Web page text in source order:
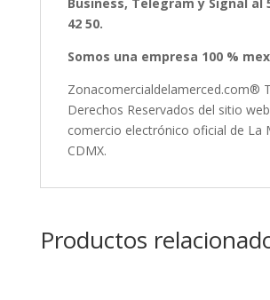
42 50.
Somos una empresa 100 %
Zonacomercialdelamerced.com®
Derechos Reservados del sitio
comercio electrónico oficial de La
CDMX.
Productos